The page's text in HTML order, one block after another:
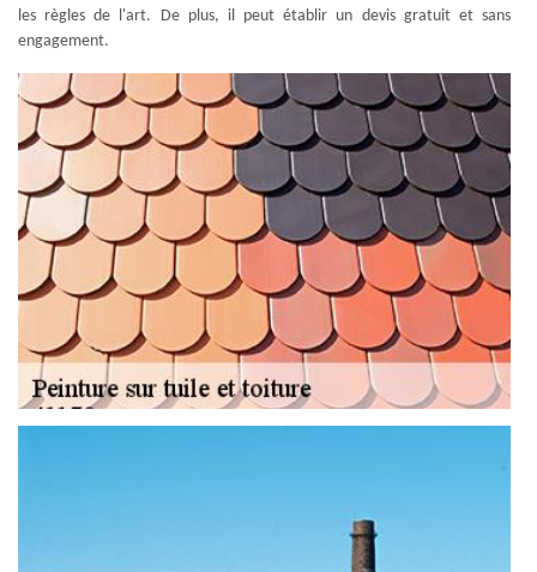
les règles de l'art. De plus, il peut établir un devis gratuit et sans
engagement.